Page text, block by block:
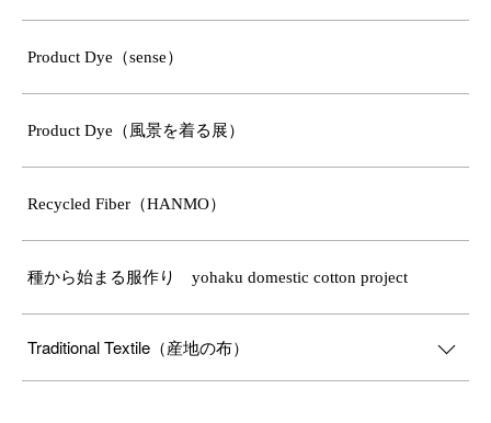
Product Dye（sense）
Product Dye（風景を着る展）
Recycled Fiber（HANMO）
種から始まる服作り yohaku domestic cotton project
Traditional Textile（産地の布）